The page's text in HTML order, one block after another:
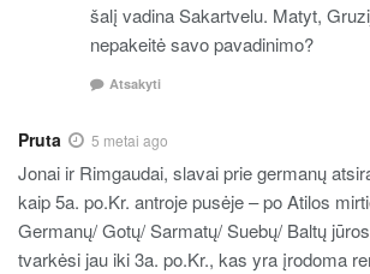
šalį vadina Sakartvelu. Matyt,
nepakeitė savo pavadinimo?
Atsakyti
Pruta 5 metai ago
Jonai ir Rimgaudai, slavai prie germanų
kaip 5a. po.Kr. antroje pusėje – po Atilos
Germanų/ Gotų/ Sarmatų/ Suebų/ Baltų
tvarkėsi jau iki 3a. po.Kr., kas yra įrodoma